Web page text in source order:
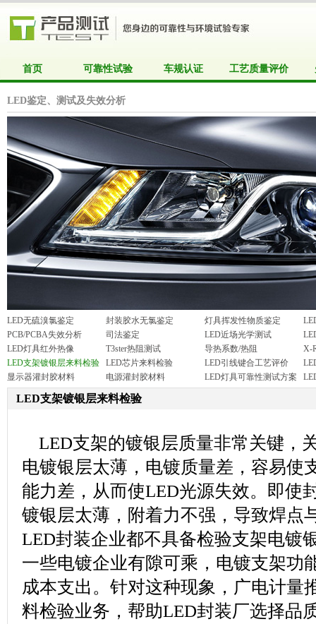
首页 可靠性试验 车规认证 工艺质量评价
LED鉴定、测试及失效分析
LED无硫溴氯鉴定 封装胶水无氯鉴定 灯具挥发性物质鉴定
PCB/PCBA失效分析
司法鉴定 LED近场光学测试
LED灯具红外热像
T3ster热阻测试 导热系数/热阻
X-
LED支架镀银层来料检验
LED芯片来料检验 LED引线键合工艺评价
显示器灌封胶材料
电源灌封胶材料 LED灯具可靠性测试方案
LED支架镀银层来料检验
LED支架的镀银层质量非常关键，
电镀银层太薄，电镀质量差，容易使
能力差，从而使LED光源失效。即使
镀银层太薄，附着力不强，导致焊点
LED封装企业都不具备检验支架电镀
一些电镀企业有隙可乘，电镀支架功
成本支出。针对这种现象，广电计量
料检验业务，帮助LED封装厂选择品